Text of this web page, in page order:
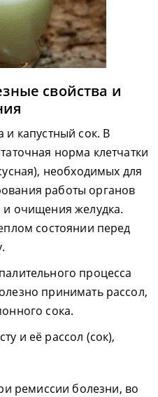
свойства и
и капустный сок. В
норма клетчатки
необходимых для
работы органов
и очищения желудка.
состоянии перед
процесса
принимать рассол,
сока.
и её рассол (сок),
ремиссии болезни, во